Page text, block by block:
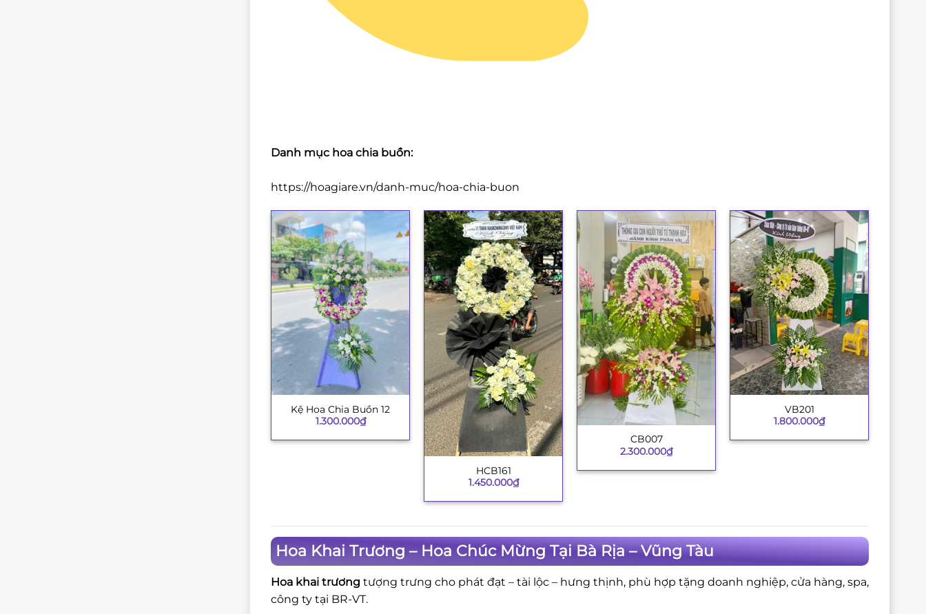
Danh mục hoa chia buồn:
https://hoagiare.vn/danh-muc/hoa-chia-buon
+Kệ Hoa Chia Buồn 12
1.300.000₫
HCB161
1.450.000₫
CB007
2.300.000₫
VB201
1.800.000₫
Hoa Khai Trương – Hoa Chúc Mừng Tại Bà Rịa – Vũng Tàu
Hoa khai trương tượng trưng cho phát đạt – tài lộc – hưng thịnh, phù hợp tặng doanh nghiệp, cửa hàng, spa,
công ty tại BR-VT.